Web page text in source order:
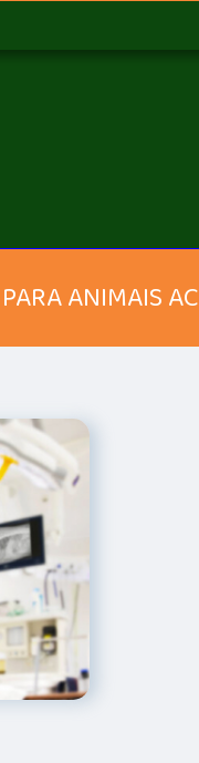
ANIMAIS